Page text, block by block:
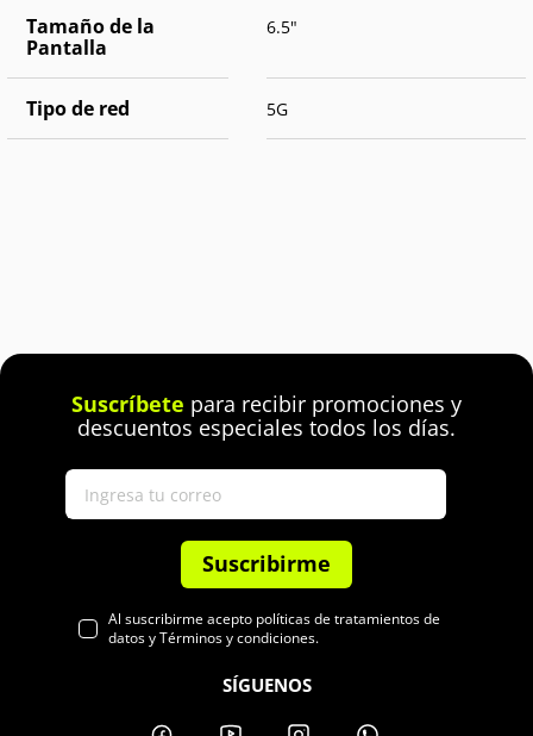
Tamaño de la
Pantalla
6.5"
Tipo de red 5G
Suscríbete para recibir promociones y
descuentos especiales todos los días.
Suscribirme
Al suscribirme acepto políticas de tratamientos de
datos y Términos y condiciones.
SÍGUENOS